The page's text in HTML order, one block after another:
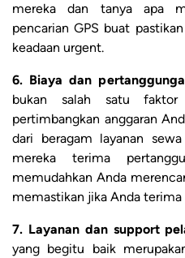
mereka dan tanya apa
pencarian GPS buat
keadaan urgent.
6. Biaya dan
bukan salah satu
pertimbangkan anggaran
dari beragam layanan
mereka terima
memudahkan Anda
memastikan jika Anda terima
7. Layanan dan support
yang begitu baik